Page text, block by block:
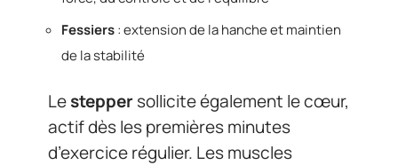
Fessiers: extension de la hanche et maintien
de la stabilité
Lesteppersollicite également le cœur,
actif dès les premières minutes
d’exercice régulier. Les muscles